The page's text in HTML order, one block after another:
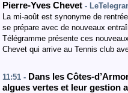
Pierre-Yves Chevet -
La mi-août est synonyme de
se prépare avec de nouveaux
Télégramme présente ces
Chevet qui arrive au Tennis club
11:51 - Dans les Côtes-
algues vertes et leur gestion